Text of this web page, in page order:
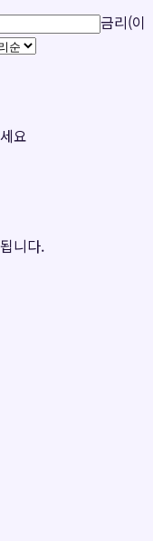
금리(이
요
니다.